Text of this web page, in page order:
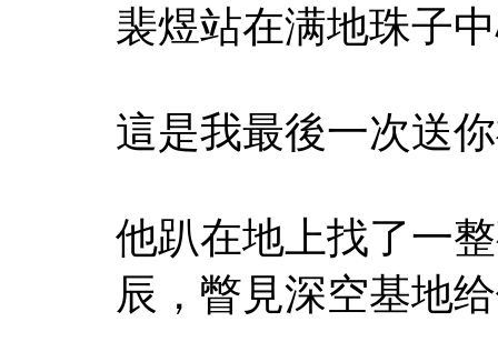
裴煜站在满地珠子
這是我最後一次送
他趴在地上找了一
辰，瞥見深空基地